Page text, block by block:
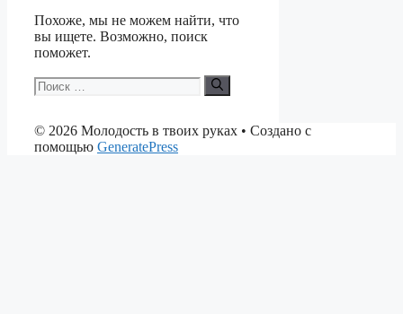
Похоже, мы не можем найти, что
вы ищете. Возможно, поиск
поможет.
Поиск:
© 2026 Молодость в твоих руках • Создано с
помощью GeneratePress